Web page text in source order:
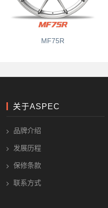
MF75R
关于ASPEC
品牌介绍
发展历程
保修条款
联系方式